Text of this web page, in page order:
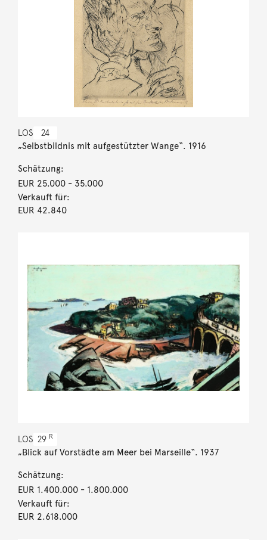
LOS 24
„Selbstbildnis mit aufgestützter Wange“. 1916
Schätzung:
EUR 25.000- 35.000
Verkauft für:
EUR 42.840
LOS 29 R
„Blick auf Vorstädte am Meer bei Marseille“. 1937
Schätzung:
EUR 1.400.000- 1.800.000
Verkauft für:
EUR 2.618.000